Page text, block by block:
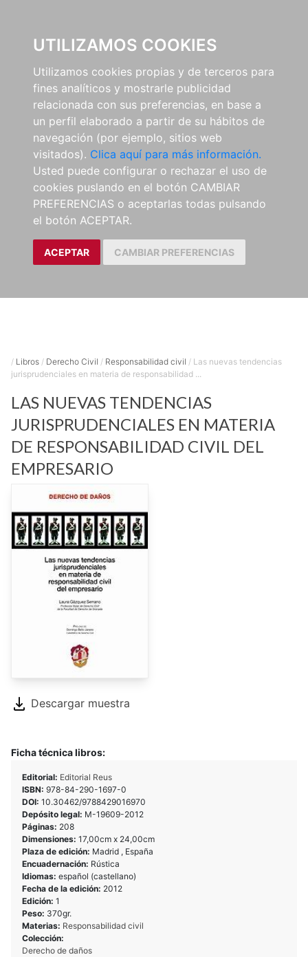
UTILIZAMOS COOKIES
Utilizamos cookies propias y de terceros para
fines analíticos y mostrarle publicidad
relacionada con sus preferencias, en base a
un perfil elaborado a partir de su hábitos de
navegación (por ejemplo, sitios web
visitados). Clica aquí para más información.
Usted puede configurar o rechazar el uso de
cookies puslando en el botón CAMBIAR
PREFERENCIAS o aceptarlas todas pulsando
el botón ACEPTAR.
ACEPTAR CAMBIAR PREFERENCIAS
/ Libros / Derecho Civil / Responsabilidad civil / Las nuevas tendencias
jurisprudenciales en materia de responsabilidad ...
LAS NUEVAS TENDENCIAS
JURISPRUDENCIALES EN MATERIA
DE RESPONSABILIDAD CIVIL DEL
EMPRESARIO
Descargar muestra
Ficha técnica libros:
Editorial: Editorial Reus
ISBN: 978-84-290-1697-0
DOI: 10.30462/9788429016970
Depósito legal: M-19609-2012
Páginas: 208
Dimensiones: 17,00cm x 24,00cm
Plaza de edición: Madrid , España
Encuadernación: Rústica
Idiomas: español (castellano)
Fecha de la edición: 2012
Edición: 1
Peso: 370gr.
Materias: Responsabilidad civil
Colección:
Derecho de daños